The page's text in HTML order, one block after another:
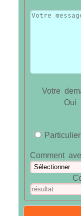
Votre
Oui
Particulier
Comment